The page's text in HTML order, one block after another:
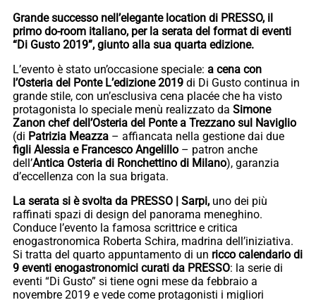
Grande successo nell’elegante location di PRESSO, il
primo do-room italiano, per la serata del format di eventi
“Di Gusto 2019”, giunto alla sua quarta edizione.
L’evento è stato un’occasione speciale: a cena con
l’Osteria del Ponte L’edizione 2019 di Di Gusto continua in
grande stile, con un’esclusiva cena placée che ha visto
protagonista lo speciale menù realizzato da Simone
Zanon chef dell’Osteria del Ponte a Trezzano sul Naviglio
(di Patrizia Meazza – affiancata nella gestione dai due
figli Alessia e Francesco Angelillo – patron anche
dell’Antica Osteria di Ronchettino di Milano), garanzia
d’eccellenza con la sua brigata.
La serata si è svolta da PRESSO | Sarpi, uno dei più
raffinati spazi di design del panorama meneghino.
Conduce l’evento la famosa scrittrice e critica
enogastronomica Roberta Schira, madrina dell’iniziativa.
Si tratta del quarto appuntamento di un ricco calendario di
9 eventi enogastronomici curati da PRESSO: la serie di
eventi “Di Gusto” si tiene ogni mese da febbraio a
novembre 2019 e vede come protagonisti i migliori